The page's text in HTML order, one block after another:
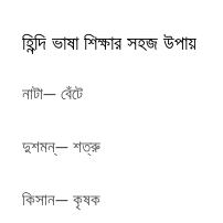
হিন্দি ভাষা শিক্ষার সহজ উপায়
নাটা— বেঁটে
দুশমন্— শত্রু
কিসান— কৃষক